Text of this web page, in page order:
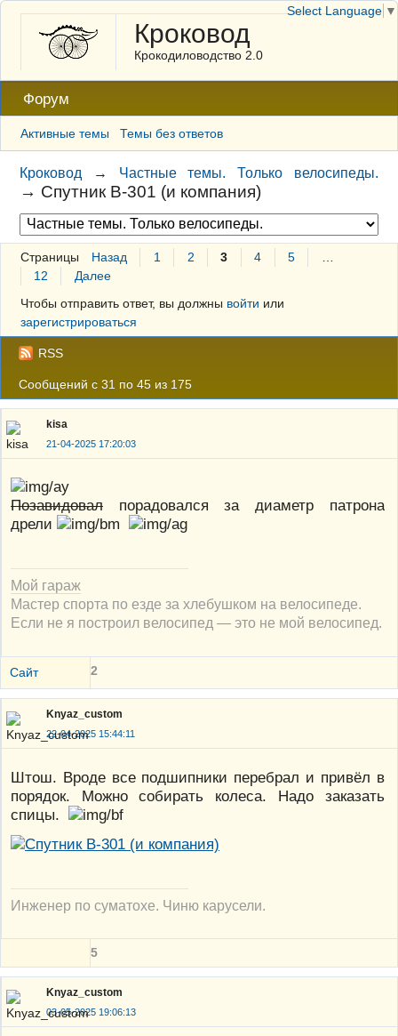
Кроковод
Крокодиловодство 2.0
Форум
Активные темы Темы без ответов
Кроковод → Частные темы. Только велосипеды.
→ Спутник В-301 (и компания)
Страницы Назад 1 2 3 4 5
12
Далее
Чтобы отправить ответ, вы должны войти или
зарегистрироваться
RSS
Сообщений с 31 по 45 из 175
kisa
21-04-2025 17:20:03
Позавидовал порадовался за диаметр патрона
дрели
Мой гараж
Мастер спорта по езде за хлебушком на велосипеде.
Если не я построил велосипед — это не мой велосипед.
Сайт 2
Knyaz_custom
22-04-2025 15:44:11
Штош. Вроде все подшипники перебрал и привёл в
порядок. Можно собирать колеса. Надо заказать
спицы.
Инженер по суматохе. Чиню карусели.
5
Knyaz_custom
03-05-2025 19:06:13
Select Language ▼